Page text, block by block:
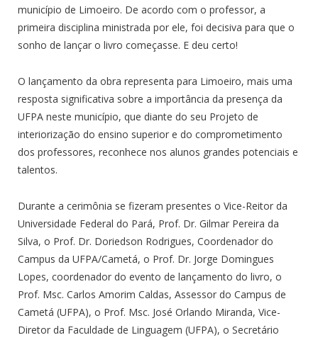
município de Limoeiro. De acordo com o professor, a
primeira disciplina ministrada por ele, foi decisiva para que o
sonho de lançar o livro começasse. E deu certo!
O lançamento da obra representa para Limoeiro, mais uma
resposta significativa sobre a importância da presença da
UFPA neste município, que diante do seu Projeto de
interiorização do ensino superior e do comprometimento
dos professores, reconhece nos alunos grandes potenciais e
talentos.
Durante a cerimônia se fizeram presentes o Vice-Reitor da
Universidade Federal do Pará, Prof. Dr. Gilmar Pereira da
Silva, o Prof. Dr. Doriedson Rodrigues, Coordenador do
Campus da UFPA/Cametá, o Prof. Dr. Jorge Domingues
Lopes, coordenador do evento de lançamento do livro, o
Prof. Msc. Carlos Amorim Caldas, Assessor do Campus de
Cametá (UFPA), o Prof. Msc. José Orlando Miranda, Vice-
Diretor da Faculdade de Linguagem (UFPA), o Secretário